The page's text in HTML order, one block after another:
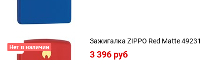
Нет в наличии
Зажигалка ZIPPO Red Matte 49231
3 396 руб